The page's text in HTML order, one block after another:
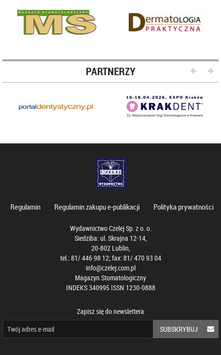
PARTNERZY
Regulamin Regulamin zakupu e-publikacji Polityka prywatności
Wydawnictwo Czelej Sp. z o. o.
Siedziba: ul. Skrajna 12-14,
20-802 Lublin,
tel.: 81/ 446 98 12; fax: 81/ 470 93 04
info@czelej.com.pl
Magazyn Stomatologiczny
INDEKS 340995 ISSN 1230-0888
Zapisz się do newslettera
SUBSKRYBUJ